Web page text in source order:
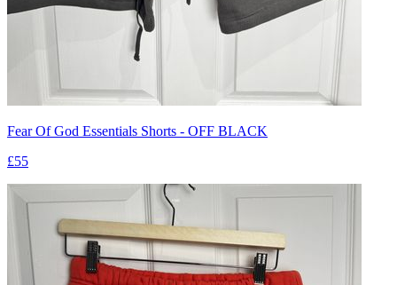
Fear Of God Essentials Shorts - OFF BLACK
£55